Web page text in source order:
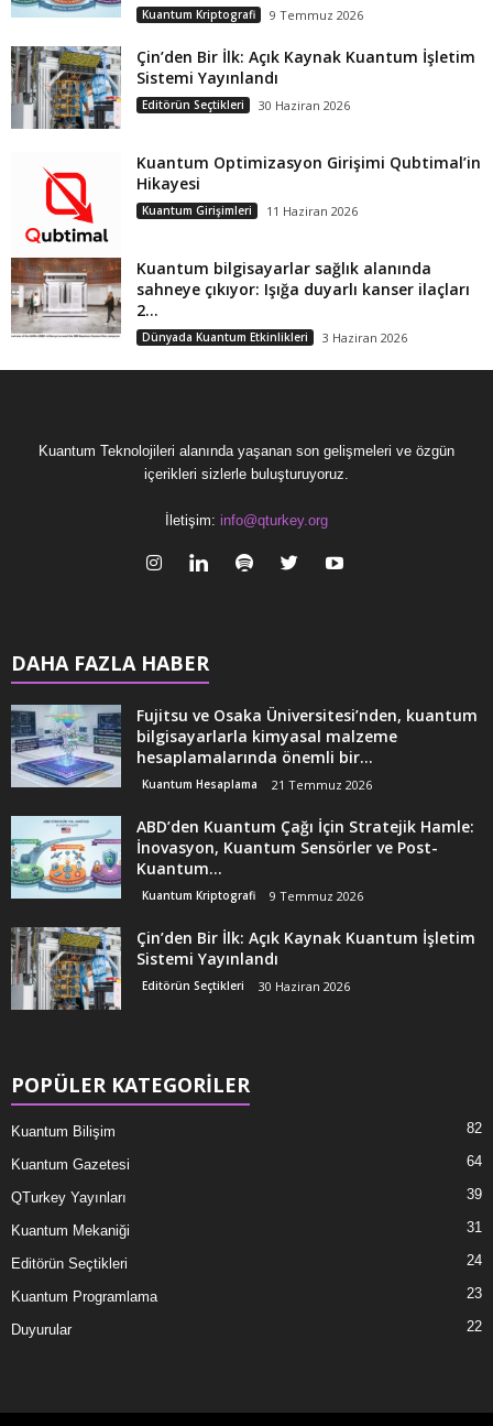
Kuantum Kriptografi 9 Temmuz 2026
Çin’den Bir İlk: Açık Kaynak Kuantum İşletim
Sistemi Yayınlandı
Editörün Seçtikleri 30 Haziran 2026
Kuantum Optimizasyon Girişimi Qubtimal’in
Hikayesi
Kuantum Girişimleri 11 Haziran 2026
Kuantum bilgisayarlar sağlık alanında
sahneye çıkıyor: Işığa duyarlı kanser ilaçları
2...
Dünyada Kuantum Etkinlikleri 3 Haziran 2026
Kuantum Teknolojileri alanında yaşanan son gelişmeleri ve özgün
içerikleri sizlerle buluşturuyoruz.
İletişim: info@qturkey.org
DAHA FAZLA HABER
Fujitsu ve Osaka Üniversitesi’nden, kuantum
bilgisayarlarla kimyasal malzeme
hesaplamalarında önemli bir...
Kuantum Hesaplama 21 Temmuz 2026
ABD’den Kuantum Çağı İçin Stratejik Hamle:
İnovasyon, Kuantum Sensörler ve Post-
Kuantum...
Kuantum Kriptografi 9 Temmuz 2026
Çin’den Bir İlk: Açık Kaynak Kuantum İşletim
Sistemi Yayınlandı
Editörün Seçtikleri 30 Haziran 2026
POPÜLER KATEGORİLER
Kuantum Bilişim 82
Kuantum Gazetesi 64
QTurkey Yayınları 39
Kuantum Mekaniği 31
Editörün Seçtikleri 24
Kuantum Programlama 23
Duyurular 22